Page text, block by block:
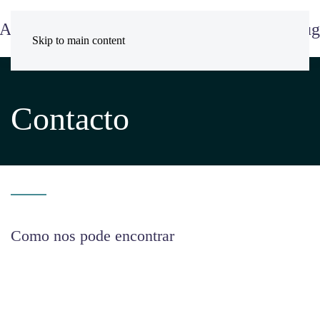
Skip to main content
Contacto
Como nos pode encontrar